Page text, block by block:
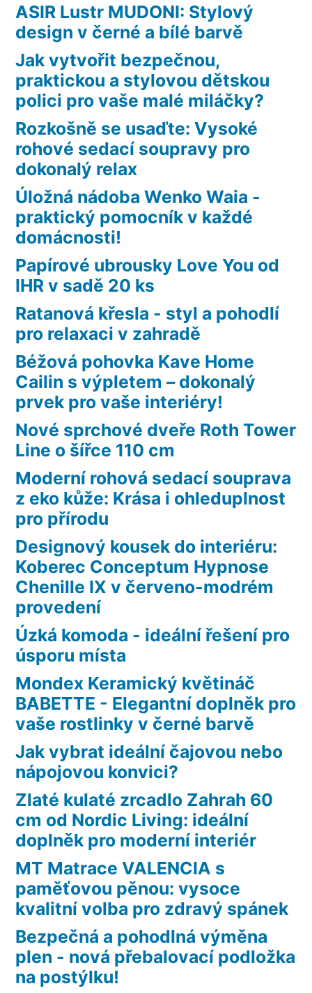
ASIR Lustr MUDONI: Stylový
design v černé a bílé barvě
Jak vytvořit bezpečnou,
praktickou a stylovou dětskou
polici pro vaše malé miláčky?
Rozkošně se usaďte: Vysoké
rohové sedací soupravy pro
dokonalý relax
Úložná nádoba Wenko Waia -
praktický pomocník v každé
domácnosti!
Papírové ubrousky Love You od
IHR v sadě 20 ks
Ratanová křesla - styl a pohodlí
pro relaxaci v zahradě
Béžová pohovka Kave Home
Cailin s výpletem – dokonalý
prvek pro vaše interiéry!
Nové sprchové dveře Roth Tower
Line o šířce 110 cm
Moderní rohová sedací souprava
z eko kůže: Krása i ohleduplnost
pro přírodu
Designový kousek do interiéru:
Koberec Conceptum Hypnose
Chenille IX v červeno-modrém
provedení
Úzká komoda - ideální řešení pro
úsporu místa
Mondex Keramický květináč
BABETTE - Elegantní doplněk pro
vaše rostlinky v černé barvě
Jak vybrat ideální čajovou nebo
nápojovou konvici?
Zlaté kulaté zrcadlo Zahrah 60
cm od Nordic Living: ideální
doplněk pro moderní interiér
MT Matrace VALENCIA s
paměťovou pěnou: vysoce
kvalitní volba pro zdravý spánek
Bezpečná a pohodlná výměna
plen - nová přebalovací podložka
na postýlku!